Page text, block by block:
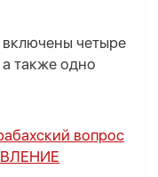
четыре
также одно
вопрос